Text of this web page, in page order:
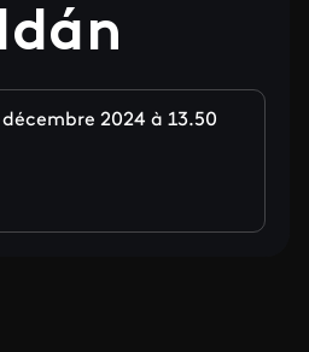
2024 à 13.50
sur Facebook
sur X
des Roldán' sur LinkedIn